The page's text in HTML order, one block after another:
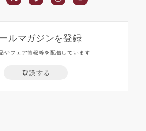
ルマガジンを登録
やフェア情報等を配信しています
登録する